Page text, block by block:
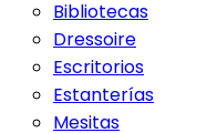
Bibliotecas
Dressoire
Escritorios
Estanterías
Mesitas